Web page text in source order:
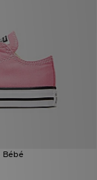
Bébé